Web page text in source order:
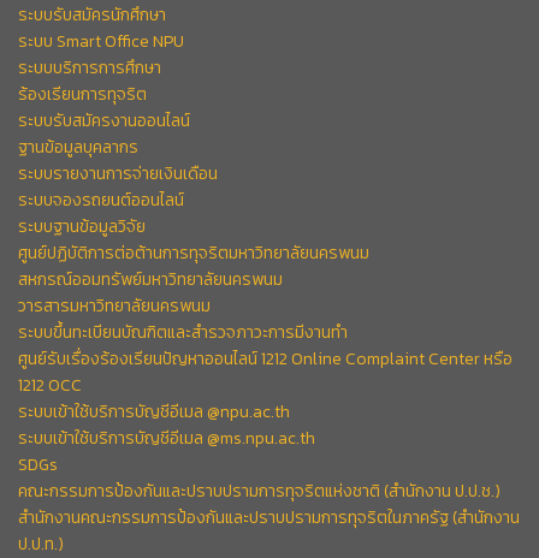
ระบบรับสมัครนักศึกษา
ระบบ Smart Office NPU
ระบบบริการการศึกษา
ร้องเรียนการทุจริต
ระบบรับสมัครงานออนไลน์
ฐานข้อมูลบุคลากร
ระบบรายงานการจ่ายเงินเดือน
ระบบจองรถยนต์ออนไลน์
ระบบฐานข้อมูลวิจัย
ศูนย์ปฏิบัติการต่อต้านการทุจริตมหาวิทยาลัยนครพนม
สหกรณ์ออมทรัพย์มหาวิทยาลัยนครพนม
วารสารมหาวิทยาลัยนครพนม
ระบบขึ้นทะเบียนบัณฑิตและสำรวจภาวะการมีงานทำ
ศูนย์รับเรื่องร้องเรียนปัญหาออนไลน์ 1212 Online Complaint Center หรือ
1212 OCC
ระบบเข้าใช้บริการบัญชีอีเมล @npu.ac.th
ระบบเข้าใช้บริการบัญชีอีเมล @ms.npu.ac.th
SDGs
คณะกรรมการป้องกันและปราบปรามการทุจริตแห่งชาติ (สำนักงาน ป.ป.ช.)
สำนักงานคณะกรรมการป้องกันและปราบปรามการทุจริตในภาครัฐ (สำนักงาน
ป.ป.ท.)